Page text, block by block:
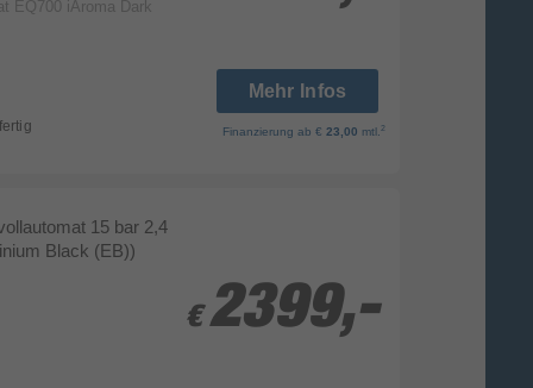
EQ700 iAroma Dark
Mehr Infos
Finanzierung ab € 23,00 mtl. 2
€ 2399,-
€ 2399,-
15 bar 2,4
Black (EB))